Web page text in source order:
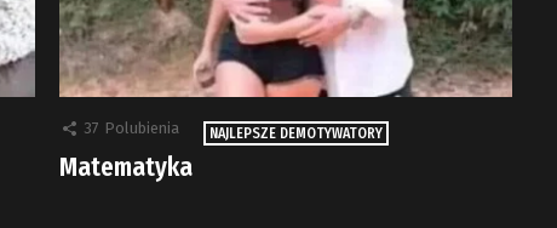
37 Polubienia NAJLEPSZE DEMOTYWATORY
Matematyka